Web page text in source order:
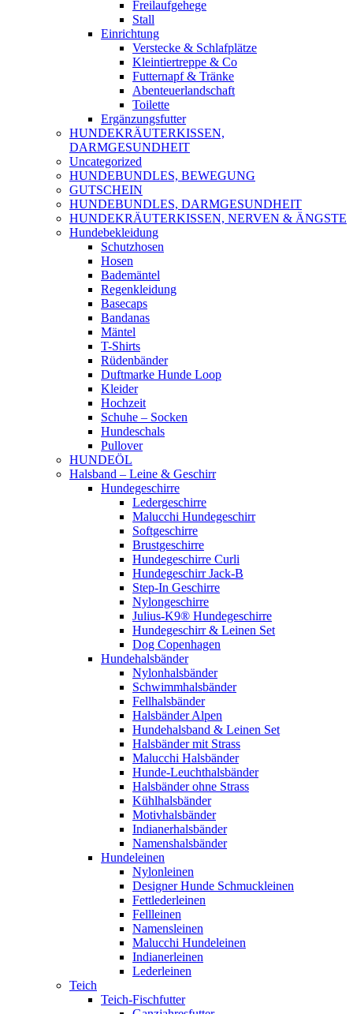
Freilaufgehege
Stall
Einrichtung
Verstecke & Schlafplätze
Kleintiertreppe & Co
Futternapf & Tränke
Abenteuerlandschaft
Toilette
Ergänzungsfutter
HUNDEKRÄUTERKISSEN,
DARMGESUNDHEIT
Uncategorized
HUNDEBUNDLES, BEWEGUNG
GUTSCHEIN
HUNDEBUNDLES, DARMGESUNDHEIT
HUNDEKRÄUTERKISSEN, NERVEN & ÄNGSTE
Hundebekleidung
Schutzhosen
Hosen
Bademäntel
Regenkleidung
Basecaps
Bandanas
Mäntel
T-Shirts
Rüdenbänder
Duftmarke Hunde Loop
Kleider
Hochzeit
Schuhe – Socken
Hundeschals
Pullover
HUNDEÖL
Halsband – Leine & Geschirr
Hundegeschirre
Ledergeschirre
Malucchi Hundegeschirr
Softgeschirre
Brustgeschirre
Hundegeschirre Curli
Hundegeschirr Jack-B
Step-In Geschirre
Nylongeschirre
Julius-K9® Hundegeschirre
Hundegeschirr & Leinen Set
Dog Copenhagen
Hundehalsbänder
Nylonhalsbänder
Schwimmhalsbänder
Fellhalsbänder
Halsbänder Alpen
Hundehalsband & Leinen Set
Halsbänder mit Strass
Malucchi Halsbänder
Hunde-Leuchthalsbänder
Halsbänder ohne Strass
Kühlhalsbänder
Motivhalsbänder
Indianerhalsbänder
Namenshalsbänder
Hundeleinen
Nylonleinen
Designer Hunde Schmuckleinen
Fettlederleinen
Fellleinen
Namensleinen
Malucchi Hundeleinen
Indianerleinen
Lederleinen
Teich
Teich-Fischfutter